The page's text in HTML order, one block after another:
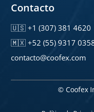
Contacto
🇺🇸 +1 (307) 381 4620
🇲🇽 +52 (55) 9317
contacto@coofex.com
© Coofex